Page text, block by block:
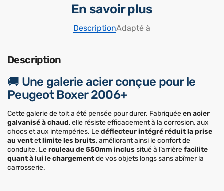
En savoir plus
DescriptionAdapté à
Description
🚚 Une galerie acier conçue pour le
Peugeot Boxer 2006+
Cette galerie de toit a été pensée pour durer. Fabriquéeen acier
galvanisé à chaud, elle résiste efficacement à la corrosion, aux
chocs et aux intempéries. Ledéflecteur intégré réduit la prise
au ventetlimite les bruits, améliorant ainsi le confort de
conduite. Lerouleau de 550mm inclus situé à l’arrièrefacilite
quant à lui le chargementde vos objets longs sans abîmer la
carrosserie.